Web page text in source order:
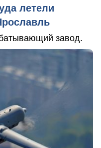
летели
завод.